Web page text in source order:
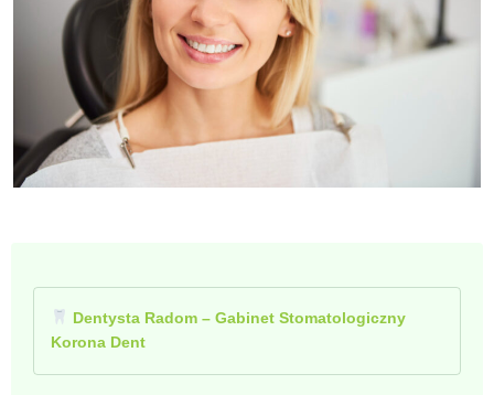
Dentysta Radom – Gabinet Stomatologiczny
Korona Dent